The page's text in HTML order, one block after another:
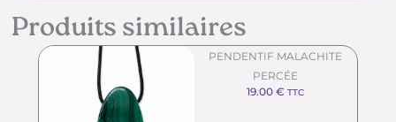
Produits similaires
PENDENTIF MALACHITE
PERCÉE
19.00€ TTC